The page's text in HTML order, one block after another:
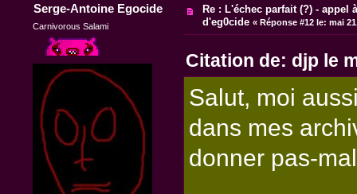
Serge-Antoine Egocide
Carnivorous Salami
Re : L'échec parfait (?) - appel
d'eg0cide «Réponse #12 le: mai
Citation de: djp le
Salut, moi
dans mes
donner pas-